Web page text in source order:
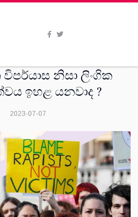
නිසා ලිංගික
ඉහළ යනවාද ?
2023-07-07